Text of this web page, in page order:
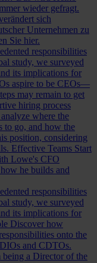
wieder gefragt.
sich
Unternehmen zu
Sie hier.
responsibilities
study, we surveyed
its implications for
aspire to be CEOs—
may remain to get
hiring process
where the
to go, and how the
position, considering
Effective Teams Start
Lowe's CFO
he builds and
responsibilities
study, we surveyed
its implications for
Discover how
onto the
and CDTOs.
being a Director of the